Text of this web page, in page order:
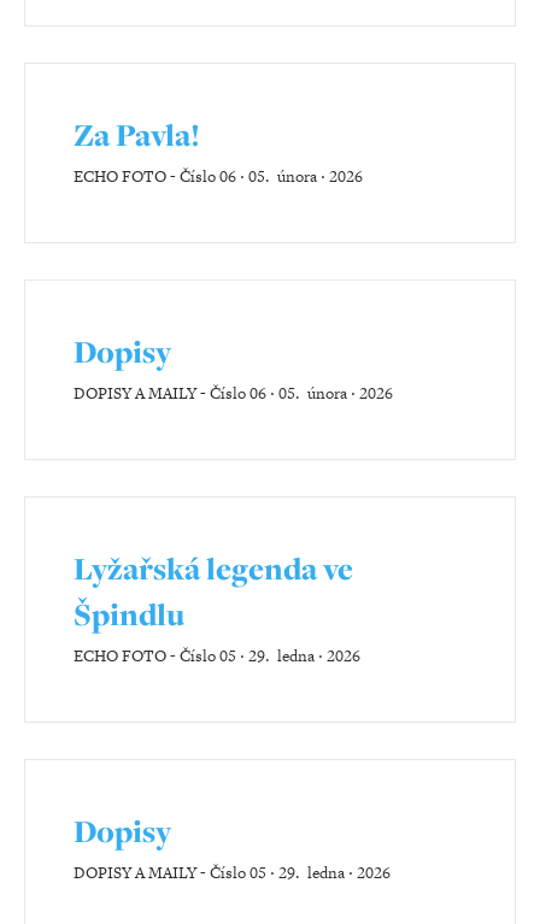
Za Pavla!
ECHO FOTO-Číslo 06 ‧ 05. února ‧ 2026
Dopisy
DOPISY A MAILY-Číslo 06 ‧ 05. února ‧ 2026
Lyžařská legenda ve
Špindlu
ECHO FOTO-Číslo 05 ‧ 29. ledna ‧ 2026
Dopisy
DOPISY A MAILY-Číslo 05 ‧ 29. ledna ‧ 2026